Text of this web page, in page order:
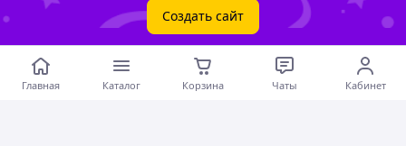
Создать сайт
Главная Каталог Корзина Чаты Кабинет